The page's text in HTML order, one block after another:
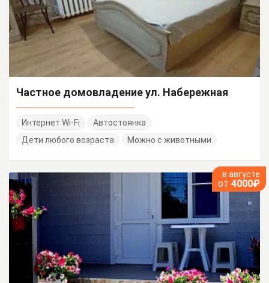
Частное домовладение ул. Набережная
Интернет Wi-Fi
Автостоянка
Дети любого возраста
Можно с животными
в августе
от 4000₽